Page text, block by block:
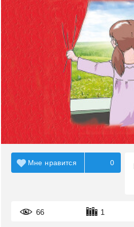
66 1
Мне нравится 0